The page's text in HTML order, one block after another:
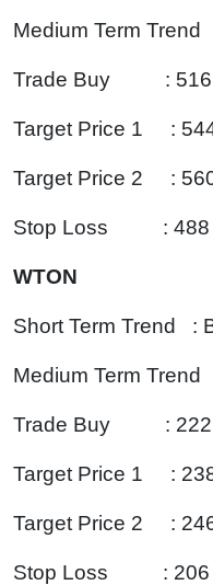
Medium Term Trend
Trade Buy : 516
Target Price 1 :
Target Price 2 :
Stop Loss : 488
WTON
Short Term Trend :
Medium Term Trend
Trade Buy : 222
Target Price 1 :
Target Price 2 :
Stop Loss : 206